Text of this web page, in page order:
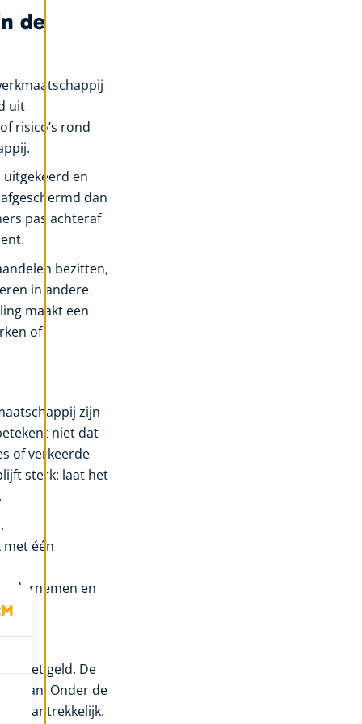
de
uit
risico’s rond
en
dan
pas achteraf
bezitten,
in andere
maakt een
of
zijn
niet dat
of verkeerde
sterk: laat het
één
en
het geld. De
Onder de
aantrekkelijk.